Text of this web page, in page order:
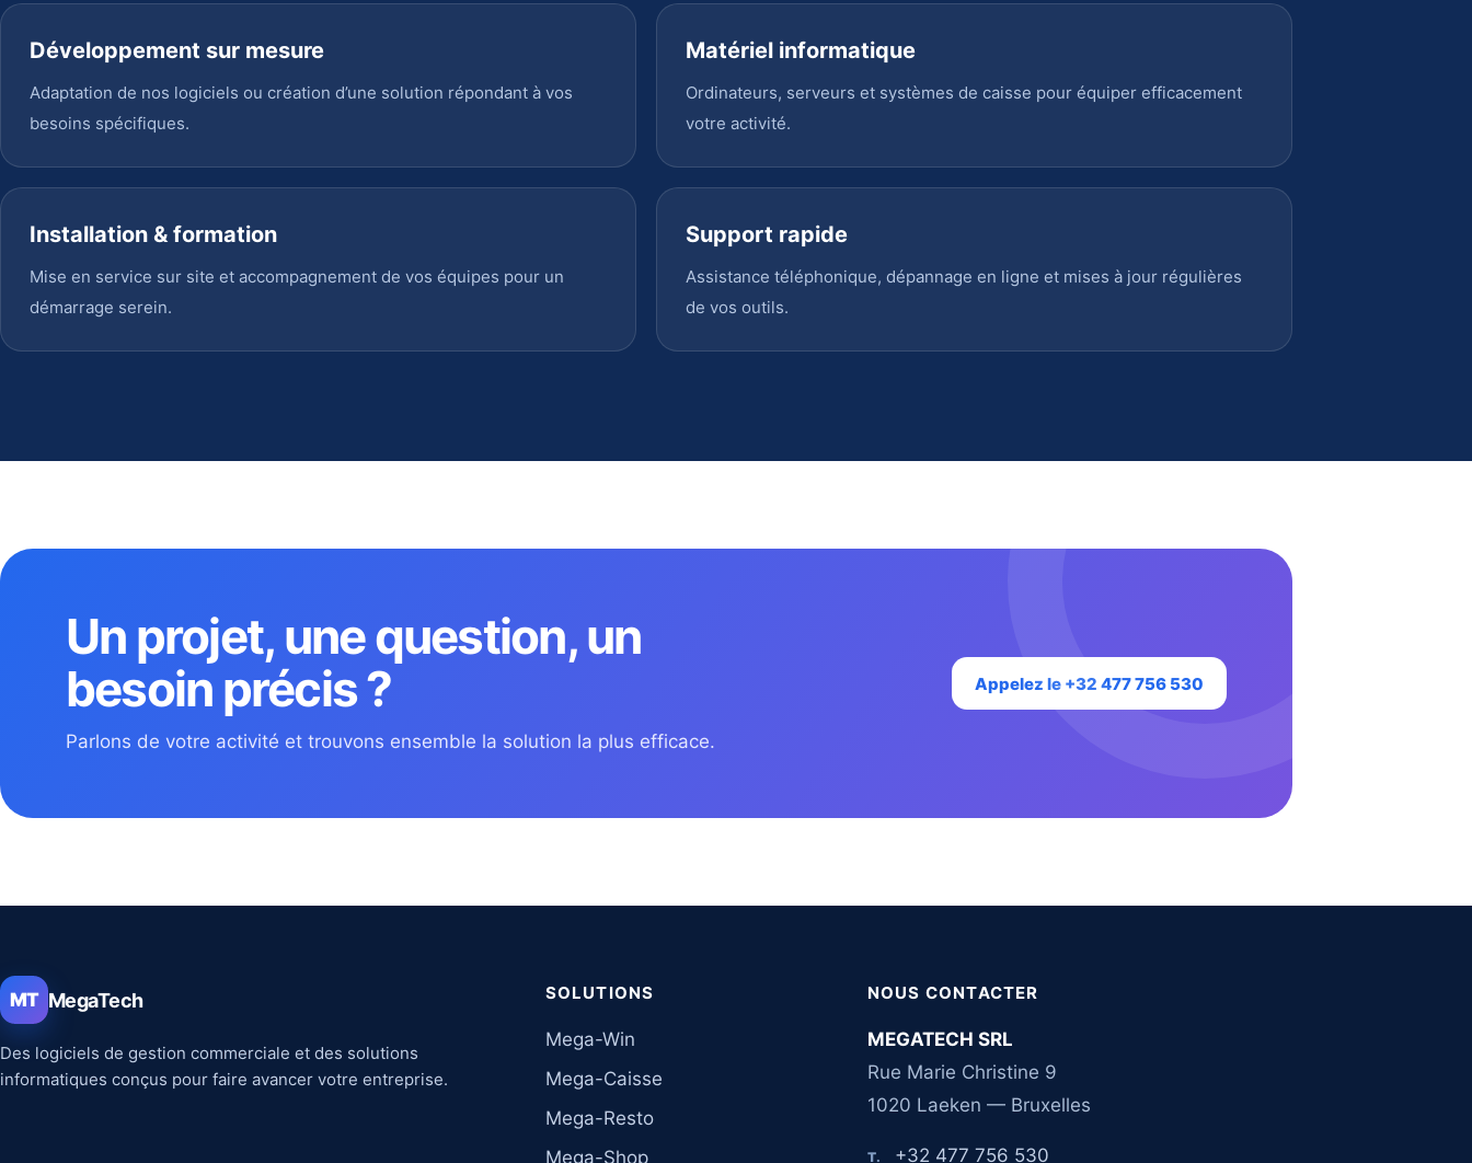
Développement sur mesure
Adaptation de nos logiciels ou création d’une solution répondant à vos
besoins spécifiques.
Matériel informatique
Ordinateurs, serveurs et systèmes de caisse pour équiper efficacement
votre activité.
Installation & formation
Mise en service sur site et accompagnement de vos équipes pour un
démarrage serein.
Support rapide
Assistance téléphonique, dépannage en ligne et mises à jour régulières
de vos outils.
Un projet, une question, un
besoin précis ?
Parlons de votre activité et trouvons ensemble la solution la plus efficace.
Appelez le +32 477 756 530
MT MegaTech
Des logiciels de gestion commerciale et des solutions
informatiques conçus pour faire avancer votre entreprise.
SOLUTIONS
Mega-Win
Mega-Caisse
Mega-Resto
Mega-Shop
NOUS CONTACTER
MEGATECH SRL
Rue Marie Christine 9
1020 Laeken — Bruxelles
T. +32 477 756 530